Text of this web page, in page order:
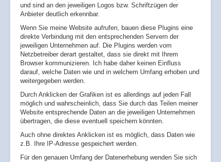
und sind an den jeweiligen Logos bzw. Schriftzügen der
Anbieter deutlich erkennbar.
Wenn Sie meine Website aufrufen, bauen diese Plugins eine
direkte Verbindung mit den entsprechenden Servern der
jeweiligen Unternehmen auf. Die Plugins werden vom
Netzbetreiber derart gestaltet, dass sie direkt mit Ihrem
Browser kommunizieren. Ich habe daher keinen Einfluss
darauf, welche Daten wie und in welchem Umfang erhoben und
weitergegeben werden.
Durch Anklicken der Grafiken ist es allerdings auf jeden Fall
möglich und wahrscheinlich, dass Sie durch das Teilen meiner
Website entsprechende Daten an die jeweiligen Unternehmen
übertragen, die diese eventuell speichern könnten.
Auch ohne direktes Anklicken ist es möglich, dass Daten wie
z.B. Ihre IP-Adresse gespeichert werden.
Für den genauen Umfang der Datenerhebung wenden Sie sich